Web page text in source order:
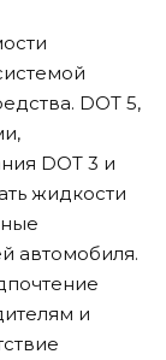
DOT 5,
DOT 3 и
жидкости
автомобиля.
и